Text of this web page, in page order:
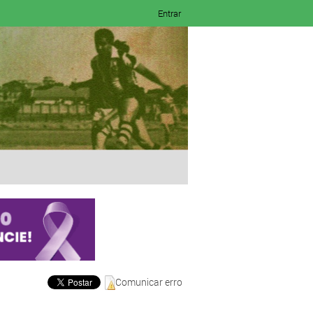
Entrar
Comunicar erro